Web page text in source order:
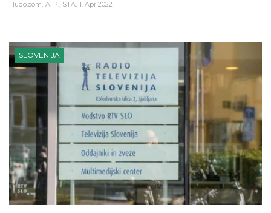
Hudo.com A. P., STA 1. Apr 2022
SLOVENIJA